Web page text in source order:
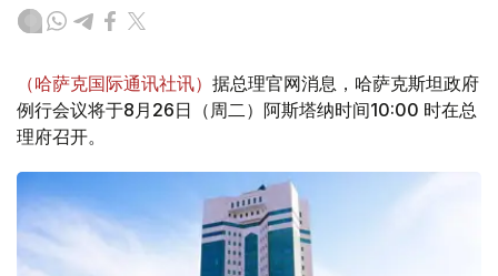
（哈萨克国际通讯社讯） 据总理官网消息，哈萨克斯坦政府
例行会议将于8月26日（周二）阿斯塔纳时间10:00 时在总
理府召开。